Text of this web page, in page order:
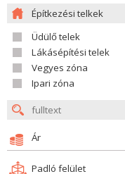
Építkezési telkek
Üdülő telek
Lákásépítési telek
Vegyes zóna
Ipari zóna
Ár
Padló felület